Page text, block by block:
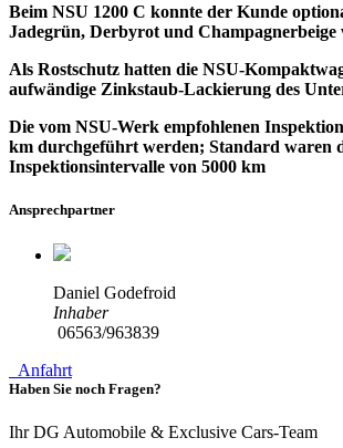
Beim NSU 1200 C konnte der Kunde
Jadegrün, Derbyrot und Champagnerbeige
Als Rostschutz hatten die NSU-
aufwändige Zinkstaub-Lackierung des
Die vom NSU-Werk empfohlenen
km durchgeführt werden; Standard waren
Inspektionsintervalle von 5000 km
Ansprechpartner
Daniel Godefroid
Inhaber
06563/963839
Anfahrt
Haben Sie noch Fragen?
Ihr DG Automobile & Exclusive Cars-Team